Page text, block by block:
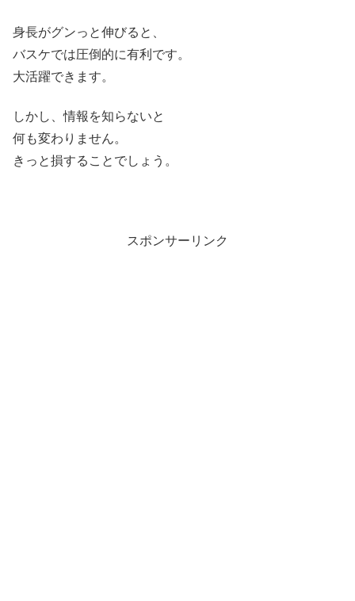
身長がグンっと伸びると、
バスケでは圧倒的に有利です。
大活躍できます。
しかし、情報を知らないと
何も変わりません。
きっと損することでしょう。
スポンサーリンク